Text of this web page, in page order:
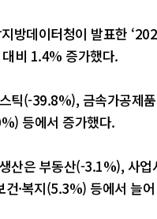
방데이터청이 발표한
비 1.4% 증가했다.
틱(-39.8%), 금속가공제
등에서 증가했다.
산은 부동산(-3.1%), 사업
·복지(5.3%) 등에서 늘